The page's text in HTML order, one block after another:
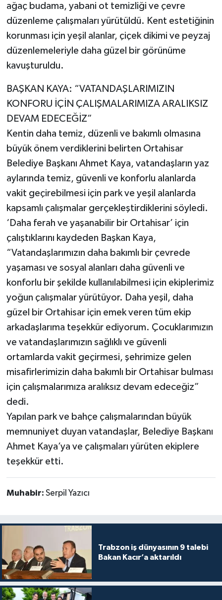
ağaç budama, yabani ot temizliği ve çevre
düzenleme çalışmaları yürütüldü. Kent estetiğinin
korunması için yeşil alanlar, çiçek dikimi ve peyzaj
düzenlemeleriyle daha güzel bir görünüme
kavuşturuldu.
BAŞKAN KAYA: “VATANDAŞLARIMIZIN
KONFORU İÇİN ÇALIŞMALARIMIZA ARALIKSIZ
DEVAM EDECEĞİZ”
Kentin daha temiz, düzenli ve bakımlı olmasına
büyük önem verdiklerini belirten Ortahisar
Belediye Başkanı Ahmet Kaya, vatandaşların yaz
aylarında temiz, güvenli ve konforlu alanlarda
vakit geçirebilmesi için park ve yeşil alanlarda
kapsamlı çalışmalar gerçekleştirdiklerini söyledi.
‘Daha ferah ve yaşanabilir bir Ortahisar’ için
çalıştıklarını kaydeden Başkan Kaya,
“Vatandaşlarımızın daha bakımlı bir çevrede
yaşaması ve sosyal alanları daha güvenli ve
konforlu bir şekilde kullanılabilmesi için ekiplerimiz
yoğun çalışmalar yürütüyor. Daha yeşil, daha
güzel bir Ortahisar için emek veren tüm ekip
arkadaşlarıma teşekkür ediyorum. Çocuklarımızın
ve vatandaşlarımızın sağlıklı ve güvenli
ortamlarda vakit geçirmesi, şehrimize gelen
misafirlerimizin daha bakımlı bir Ortahisar bulması
için çalışmalarımıza aralıksız devam edeceğiz”
dedi.
Yapılan park ve bahçe çalışmalarından büyük
memnuniyet duyan vatandaşlar, Belediye Başkanı
Ahmet Kaya’ya ve çalışmaları yürüten ekiplere
teşekkür etti.
Muhabir: Serpil Yazıcı
Trabzon iş dünyasının 9 talebi
Bakan Kacır’a aktarıldı